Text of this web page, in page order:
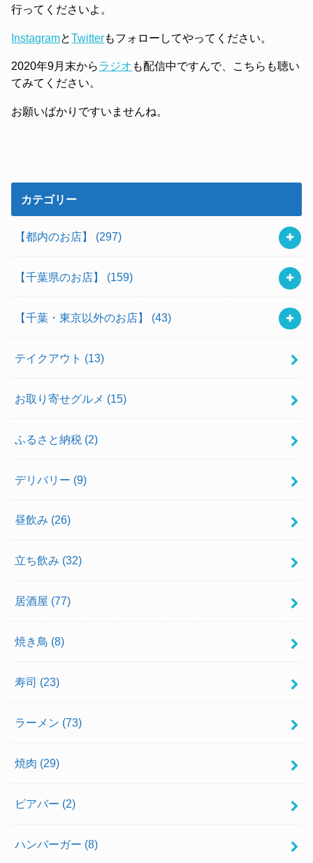
行ってくださいよ。
InstagramとTwitterもフォローしてやってください。
2020年9月末からラジオ も配信中ですんで、こちらも聴い
てみてください。
お願いばかりですいませんね。
カテゴリー
【都内のお店】 (297)
【千葉県のお店】 (159)
【千葉・東京以外のお店】 (43)
テイクアウト (13)
お取り寄せグルメ (15)
ふるさと納税 (2)
デリバリー (9)
昼飲み (26)
立ち飲み (32)
居酒屋 (77)
焼き鳥 (8)
寿司 (23)
ラーメン (73)
焼肉 (29)
ビアバー (2)
ハンバーガー (8)